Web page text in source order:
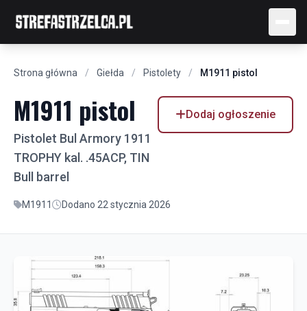
Strona główna / Giełda / Pistolety / M1911 pistol
M1911 pistol
Pistolet Bul Armory 1911
TROPHY kal. .45ACP, TIN
Bull barrel
Dodaj ogłoszenie
M1911 Dodano 22 stycznia 2026